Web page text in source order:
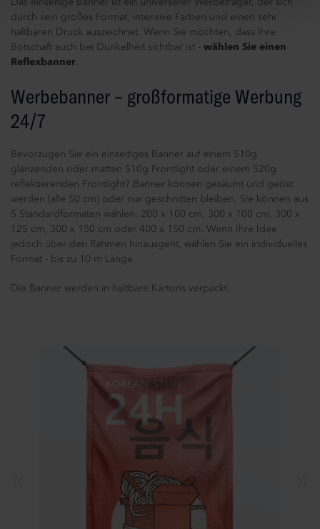
Das einseitige Banner ist ein universeller Werbeträger, der sich
durch sein großes Format, intensive Farben und einen sehr
haltbaren Druck auszeichnet. Wenn Sie möchten, dass Ihre
Botschaft auch bei Dunkelheit sichtbar ist - wählen Sie einen
Reflexbanner.
Werbebanner – großformatige Werbung
24/7
Bevorzugen Sie ein einseitiges Banner auf einem 510g
glänzenden oder matten 510g Frontlight oder einem 520g
reflektierenden Frontlight? Banner können gesäumt und geöst
werden (alle 50 cm) oder nur geschnitten bleiben. Sie können aus
5 Standardformaten wählen: 200 x 100 cm, 300 x 100 cm, 300 x
125 cm, 300 x 150 cm oder 400 x 150 cm. Wenn Ihre Idee
jedoch über den Rahmen hinausgeht, wählen Sie ein individuelles
Format - bis zu 10 m Länge.
Die Banner werden in haltbare Kartons verpackt.